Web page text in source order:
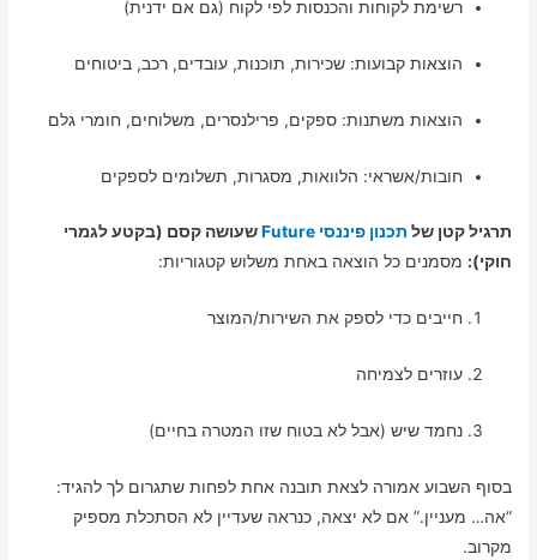
רשימת לקוחות והכנסות לפי לקוח (גם אם ידנית)
הוצאות קבועות: שכירות, תוכנות, עובדים, רכב, ביטוחים
הוצאות משתנות: ספקים, פרילנסרים, משלוחים, חומרי גלם
חובות/אשראי: הלוואות, מסגרות, תשלומים לספקים
תרגיל קטן של תכנון פיננסי Future
שעושה קסם (בקטע לגמרי
חוקי): מסמנים כל הוצאה באחת משלוש קטגוריות:
חייבים כדי לספק את השירות/המוצר
עוזרים לצמיחה
נחמד שיש (אבל לא בטוח שזו המטרה בחיים)
בסוף השבוע אמורה לצאת תובנה אחת לפחות שתגרום לך להגיד:
“אה… מעניין.” אם לא יצאה, כנראה שעדיין לא הסתכלת מספיק
מקרוב.